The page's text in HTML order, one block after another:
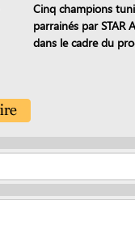
Cinq champions
parrainés par STAR
dans le cadre du